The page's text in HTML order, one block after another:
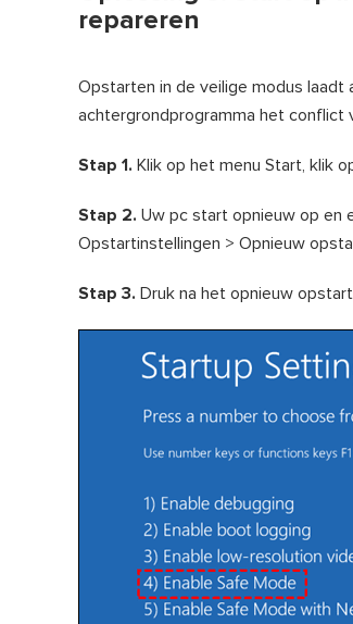
repareren
Opstarten in de veilige modus laadt
achtergrondprogramma het
Stap 1. Klik op het menu Start, klik
Stap 2. Uw pc start opnieuw op en
Opstartinstellingen > Opnieuw
Stap 3. Druk na het opnieuw